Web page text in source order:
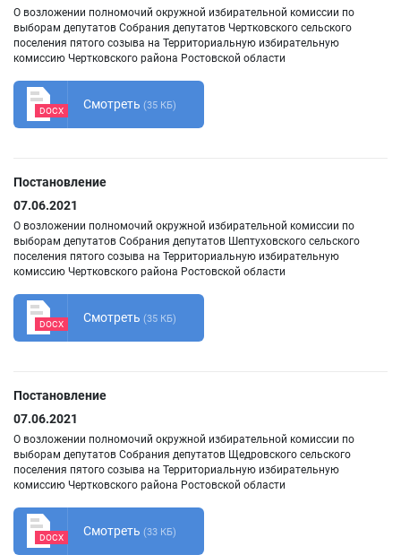
О возложении полномочий окружной избирательной комиссии по
выборам депутатов Собрания депутатов Чертковского сельского
поселения пятого созыва на Территориальную избирательную
комиссию Чертковского района Ростовской области
DOCX Смотреть (35 КБ)
Постановление
07.06.2021
О возложении полномочий окружной избирательной комиссии по
выборам депутатов Собрания депутатов Шептуховского сельского
поселения пятого созыва на Территориальную избирательную
комиссию Чертковского района Ростовской области
DOCX Смотреть (35 КБ)
Постановление
07.06.2021
О возложении полномочий окружной избирательной комиссии по
выборам депутатов Собрания депутатов Щедровского сельского
поселения пятого созыва на Территориальную избирательную
комиссию Чертковского района Ростовской области
DOCX Смотреть (33 КБ)